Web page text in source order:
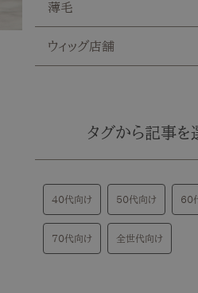
薄毛
ウィッグ店舗
タグから記事を
40代向け 50代向け 60
70代向け 全世代向け